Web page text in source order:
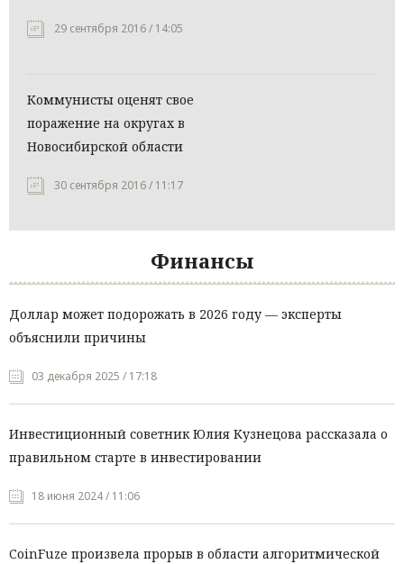
29 сентября 2016 / 14:05
Коммунисты оценят свое
поражение на округах в
Новосибирской области
30 сентября 2016 / 11:17
Финансы
Доллар может подорожать в 2026 году — эксперты
объяснили причины
03 декабря 2025 / 17:18
Инвестиционный советник Юлия Кузнецова рассказала о
правильном старте в инвестировании
18 июня 2024 / 11:06
CoinFuze произвела прорыв в области алгоритмической